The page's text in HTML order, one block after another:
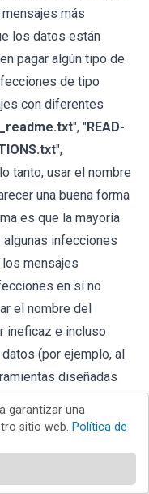
más
los datos están
pagar algún tipo de
de tipo
con diferentes
_readme.txt", "READ-
",
tanto, usar el nombre
una buena forma
es que la mayoría
infecciones
mensajes
en sí no
el nombre del
ineficaz e incluso
(por ejemplo, al
diseñadas
ya no será posible
garantizar una
sitio web. Política de